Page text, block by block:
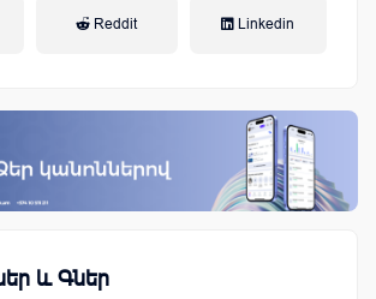
Reddit Linkedin
և Գներ